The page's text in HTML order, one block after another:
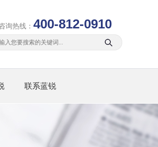
询热线： 400-812-0910
联系蓝锐